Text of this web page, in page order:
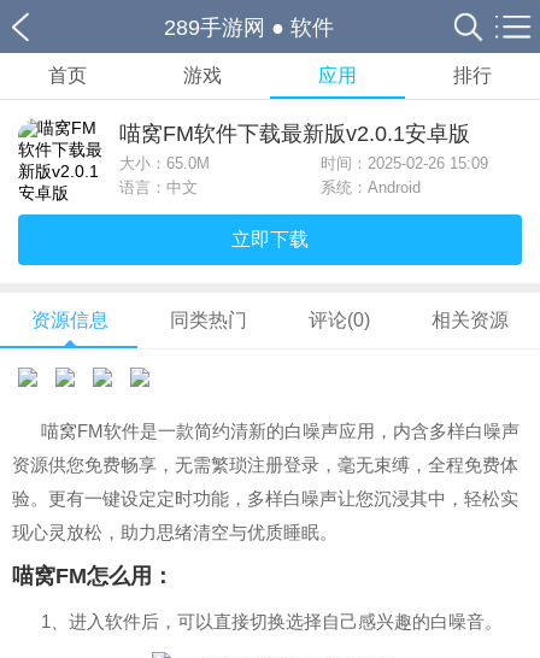
289手游网 ● 软件
首页 游戏 应用 排行
喵窝FM软件下载最新版v2.0.1安卓版
大小： 65.0M
时间：2025-02-26 15:09
语言：中文
系统：Android
立即下载
资源信息 同类热门 评论(0) 相关资源
喵窝FM软件是一款简约清新的白噪声应用，内含多样白噪声
资源供您免费畅享，无需繁琐注册登录，毫无束缚，全程免费体
验。更有一键设定定时功能，多样白噪声让您沉浸其中，轻松实
现心灵放松，助力思绪清空与优质睡眠。
喵窝FM怎么用：
1、进入软件后，可以直接切换选择自己感兴趣的白噪音。